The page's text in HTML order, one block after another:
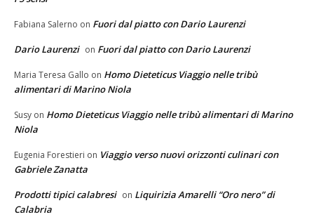
Fabiana Salerno on Fuori dal piatto con Dario Laurenzi
Dario Laurenzi on Fuori dal piatto con Dario Laurenzi
Maria Teresa Gallo on Homo Dieteticus Viaggio nelle tribù
alimentari di Marino Niola
Susy on Homo Dieteticus Viaggio nelle tribù alimentari di Marino
Niola
Eugenia Forestieri on Viaggio verso nuovi orizzonti culinari con
Gabriele Zanatta
Prodotti tipici calabresi on Liquirizia Amarelli “Oro nero” di
Calabria